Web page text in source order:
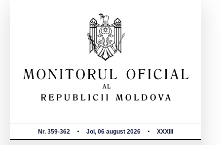
Nr. 359-362 Joi, 06 august 2026 XXXIII